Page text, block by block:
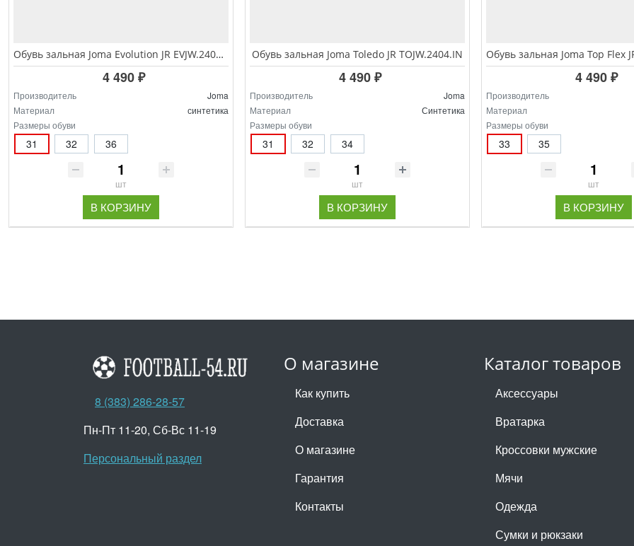
Обувь зальная Joma Evolution JR EVJW.2401.IN
4 490 ₽
Производитель
Joma
Материал
синтетика
Размеры обуви
31 32 36
шт
В КОРЗИНУ
Обувь зальная Joma Toledo JR TOJW.2404.IN
4 490 ₽
Производитель
Joma
Материал
Синтетика
Размеры обуви
31 32 34
шт
В КОРЗИНУ
4 490 ₽
Производитель
Материал
Размеры обуви
33 35
шт
В КОРЗИНУ
О магазине
Как купить
Доставка
О магазине
Гарантия
Контакты
Каталог товаров
Аксессуары
Вратарка
Кроссовки мужские
Мячи
Одежда
Сумки и рюкзаки
8 (383) 286-28-57
Пн-Пт 11-20, Сб-Вс 11-19
Персональный раздел